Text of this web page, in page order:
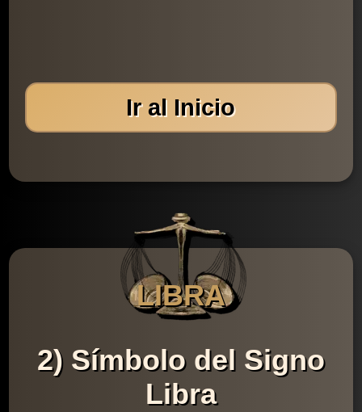
Ir al Inicio
LIBRA
2) Símbolo del Signo
Libra